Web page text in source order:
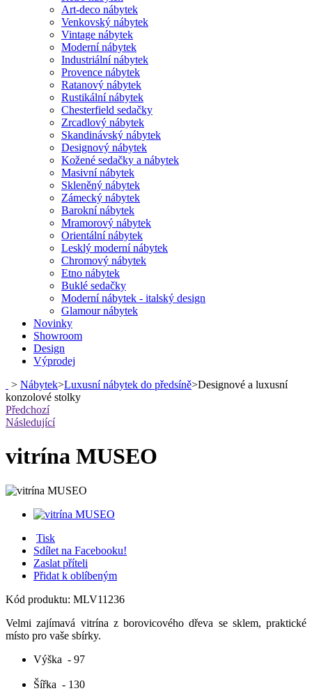
Art-deco nábytek
Venkovský nábytek
Vintage nábytek
Moderní nábytek
Industriální nábytek
Provence nábytek
Ratanový nábytek
Rustikální nábytek
Chesterfield sedačky
Zrcadlový nábytek
Skandinávský nábytek
Designový nábytek
Kožené sedačky a nábytek
Masivní nábytek
Skleněný nábytek
Zámecký nábytek
Barokní nábytek
Mramorový nábytek
Orientální nábytek
Lesklý moderní nábytek
Chromový nábytek
Etno nábytek
Buklé sedačky
Moderní nábytek - italský design
Glamour nábytek
Novinky
Showroom
Design
Výprodej
> Nábytek>Luxusní nábytek do předsíně>Designové a luxusní
konzolové stolky
Předchozí
Následující
vitrína MUSEO
Tisk
Sdílet na Facebooku!
Zaslat příteli
Přidat k oblíbeným
Kód produktu: MLV11236
Velmi zajímavá vitrína z borovicového dřeva se sklem, praktické
místo pro vaše sbírky.
Výška - 97
Šířka - 130